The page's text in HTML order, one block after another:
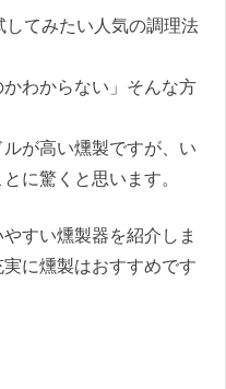
てみたい人気の調理法
わからない」そんな方
が高い燻製ですが、い
に驚くと思います。
すい燻製器を紹介しま
に燻製はおすすめです